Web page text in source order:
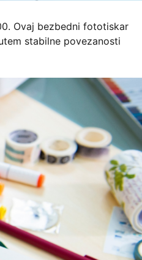
Ovaj bezbedni fototiskar
stabilne povezanosti